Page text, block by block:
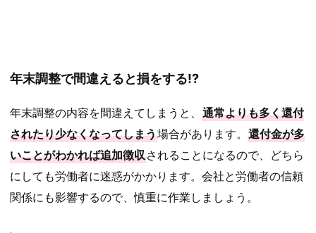
年末調整で間違えると損をする!?
年末調整の内容を間違えてしまうと、 通常よりも多く還付
されたり少なくなってしまう場合があります。 還付金が多
いことがわかれば追加徴収されることになるので、どちら
にしても労働者に迷惑がかかります。会社と労働者の信頼
関係にも影響するので、慎重に作業しましょう。